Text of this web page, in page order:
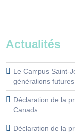
Actualités
Le Campus Saint-
générations futures
Déclaration de la
Canada
Déclaration de la